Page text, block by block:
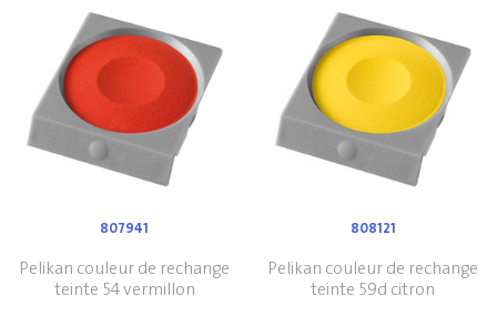
807941
Pelikan couleur de rechange
teinte 54 vermillon
808121
Pelikan couleur de rechange
teinte 59d citron